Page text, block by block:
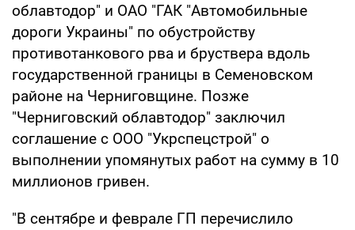
облавтодор" и ОАО "ГАК "Автомобильные
дороги Украины" по обустройству
противотанкового рва и бруствера вдоль
государственной границы в Семеновском
районе на Черниговщине. Позже
"Черниговский облавтодор" заключил
соглашение с ООО "Укрспецстрой" о
выполнении упомянутых работ на сумму в 10
миллионов гривен.
"В сентябре и феврале ГП перечислило